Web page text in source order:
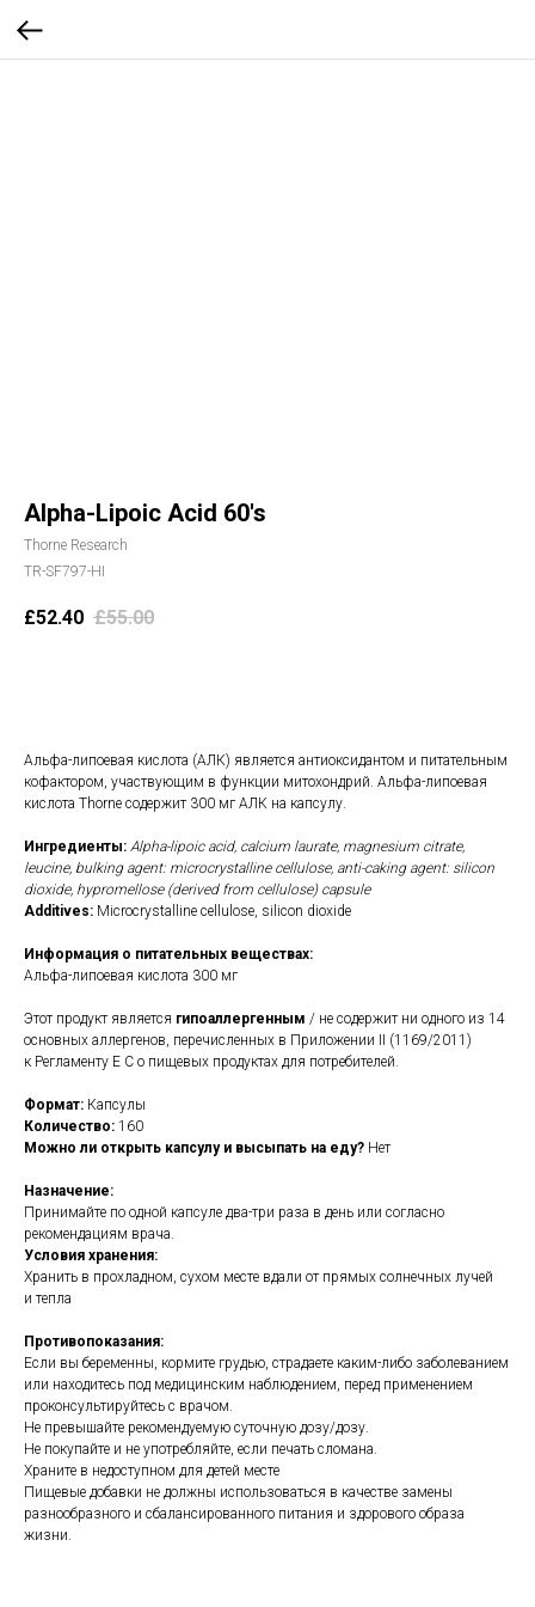
Alpha-Lipoic Acid 60's
Thorne Research
TR-SF797-HI
£52.40 £55.00
Альфа-липоевая кислота (АЛК) является антиоксидантом и питательным
кофактором, участвующим в функции митохондрий. Альфа-липоевая
кислота Thorne содержит 300 мг АЛК на капсулу.
Ингредиенты: Alpha-lipoic acid, calcium laurate, magnesium citrate,
leucine, bulking agent: microcrystalline cellulose, anti-caking agent: silicon
dioxide, hypromellose (derived from cellulose) capsule
Additives: Microcrystalline cellulose, silicon dioxide
Информация о питательных веществах:
Альфа-липоевая кислота 300 мг
Этот продукт является гипоаллергенным / не содержит ни одного из 14
основных аллергенов, перечисленных в Приложении II (1169/2011)
к Регламенту Е С о пищевых продуктах для потребителей.
Формат: Капсулы
Количество: 160
Можно ли открыть капсулу и высыпать на еду? Нет
Назначение:
Принимайте по одной капсуле два-три раза в день или согласно
рекомендациям врача.
Условия хранения:
Хранить в прохладном, сухом месте вдали от прямых солнечных лучей
и тепла
Противопоказания:
Если вы беременны, кормите грудью, страдаете каким-либо заболеванием
или находитесь под медицинским наблюдением, перед применением
проконсультируйтесь с врачом.
Не превышайте рекомендуемую суточную дозу/дозу.
Не покупайте и не употребляйте, если печать сломана.
Храните в недоступном для детей месте
Пищевые добавки не должны использоваться в качестве замены
разнообразного и сбалансированного питания и здорового образа
жизни.